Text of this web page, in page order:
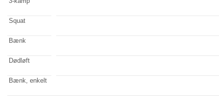
Squat
Bænk
Dødløft
Bænk, enkelt